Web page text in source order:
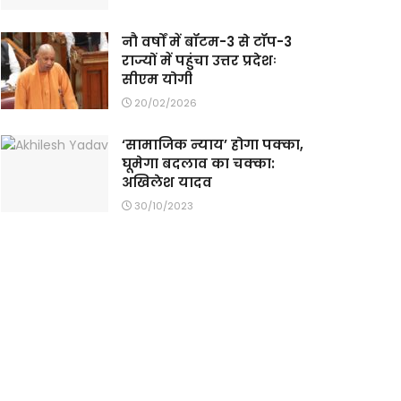
नौ वर्षों में बॉटम-3 से टॉप-3
राज्यों में पहुंचा उत्तर प्रदेशः
सीएम योगी
20/02/2026
‘सामाजिक न्याय’ होगा पक्का,
घूमेगा बदलाव का चक्का:
अखिलेश यादव
30/10/2023